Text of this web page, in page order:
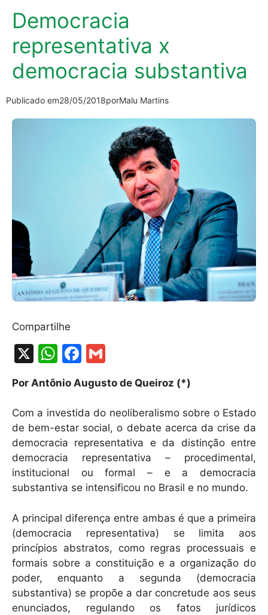
Democracia
representativa x
democracia substantiva
Publicado em28/05/2018porMalu Martins
Compartilhe
X
W
h
at
s
A
p
p
F
c
e
b
o
o
k
ai
l
Por Antônio Augusto de Queiroz (*)
Com a investida do neoliberalismo sobre o Estado
de bem-estar social, o debate acerca da crise da
democracia representativa e da distinção entre
democracia representativa – procedimental,
institucional ou formal – e a democracia
substantiva se intensificou no Brasil e no mundo.
A principal diferença entre ambas é que a primeira
(democracia representativa) se limita aos
princípios abstratos, como regras processuais e
formais sobre a constituição e a organização do
poder, enquanto a segunda (democracia
substantiva) se propõe a dar concretude aos seus
enunciados, regulando os fatos jurídicos